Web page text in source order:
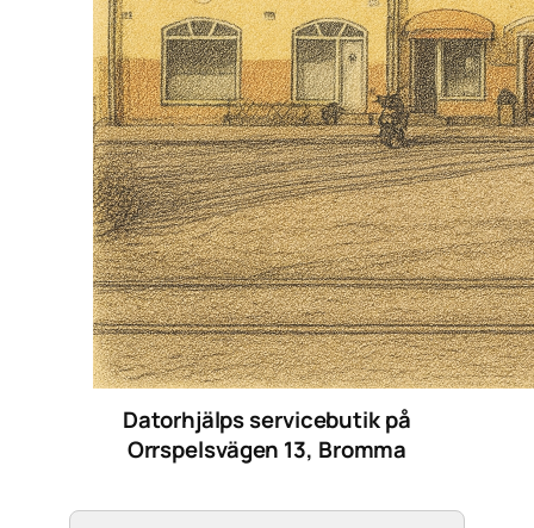
Datorhjälps servicebutik på
Orrspelsvägen 13, Bromma